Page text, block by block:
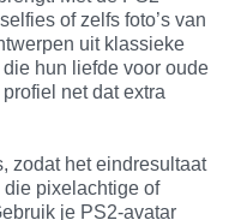
of zelfs foto’s van
uit klassieke
hun liefde voor oude
net dat extra
zodat het eindresultaat
pixelachtige of
je PS2-avatar